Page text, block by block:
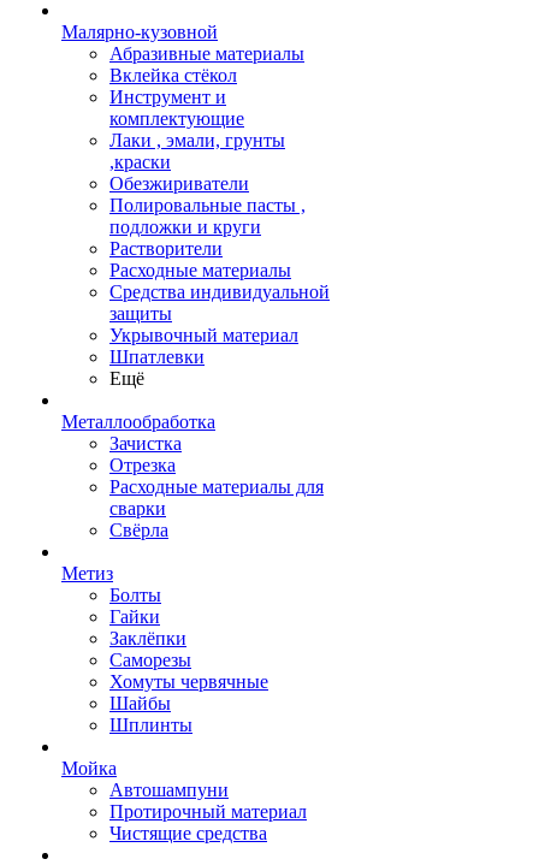
Малярно-кузовной
Абразивные материалы
Вклейка стёкол
Инструмент и
комплектующие
Лаки , эмали, грунты
,краски
Обезжириватели
Полировальные пасты ,
подложки и круги
Растворители
Расходные материалы
Средства индивидуальной
защиты
Укрывочный материал
Шпатлевки
Ещё
Металлообработка
Зачистка
Отрезка
Расходные материалы для
сварки
Свёрла
Метиз
Болты
Гайки
Заклёпки
Саморезы
Хомуты червячные
Шайбы
Шплинты
Мойка
Автошампуни
Протирочный материал
Чистящие средства